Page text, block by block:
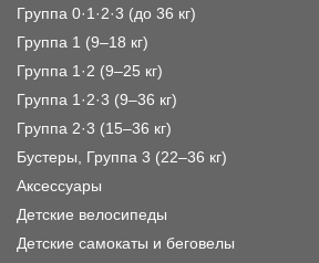
Группа 0·1·2·3 (до 36 кг)
Группа 1 (9–18 кг)
Группа 1·2 (9–25 кг)
Группа 1·2·3 (9–36 кг)
Группа 2·3 (15–36 кг)
Бустеры, Группа 3 (22–36 кг)
Аксессуары
Детские велосипеды
Детские самокаты и беговелы